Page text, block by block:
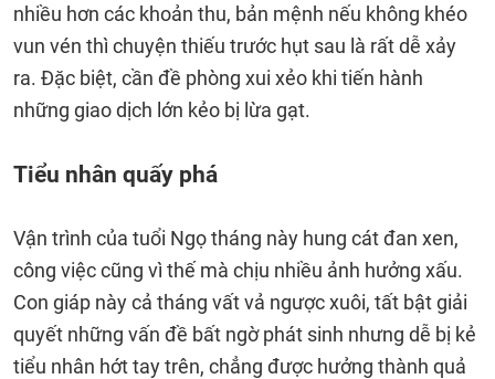
nhiều hơn các khoản thu, bản mệnh nếu không khéo
vun vén thì chuyện thiếu trước hụt sau là rất dễ xảy
ra. Đặc biệt, cần đề phòng xui xẻo khi tiến hành
những giao dịch lớn kẻo bị lừa gạt.
Tiểu nhân quấy phá
Vận trình của tuổi Ngọ tháng này hung cát đan xen,
công việc cũng vì thế mà chịu nhiều ảnh hưởng xấu.
Con giáp này cả tháng vất vả ngược xuôi, tất bật giải
quyết những vấn đề bất ngờ phát sinh nhưng dễ bị kẻ
tiểu nhân hớt tay trên, chẳng được hưởng thành quả